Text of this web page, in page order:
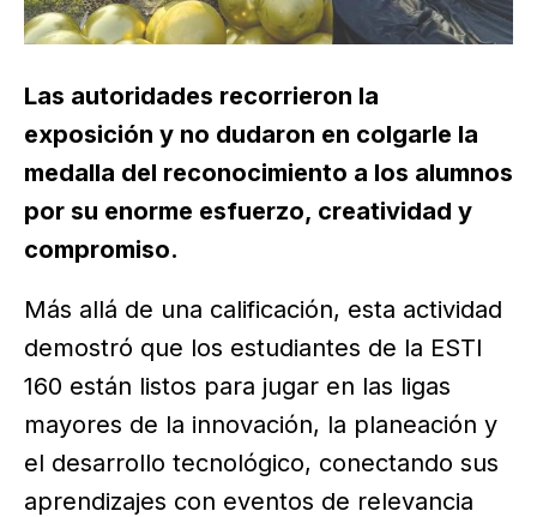
Las autoridades recorrieron la
exposición y no dudaron en colgarle la
medalla del reconocimiento a los alumnos
por su enorme esfuerzo, creatividad y
compromiso.
Más allá de una calificación, esta actividad
demostró que los estudiantes de la ESTI
160 están listos para jugar en las ligas
mayores de la innovación, la planeación y
el desarrollo tecnológico, conectando sus
aprendizajes con eventos de relevancia